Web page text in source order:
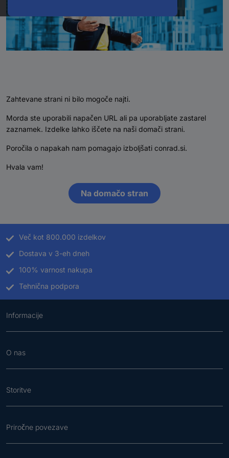
Zahtevane strani ni bilo mogoče najti.
Morda ste uporabili napačen URL ali pa uporabljate zastarel
zaznamek. Izdelke lahko iščete na naši domači strani.
Poročila o napakah nam pomagajo izboljšati conrad.si.
Hvala vam!
Na domačo stran
Več kot 800.000 izdelkov
Dostava v 3-eh dneh
100% varnost nakupa
Tehnična podpora
Informacije
O nas
Storitve
Priročne povezave